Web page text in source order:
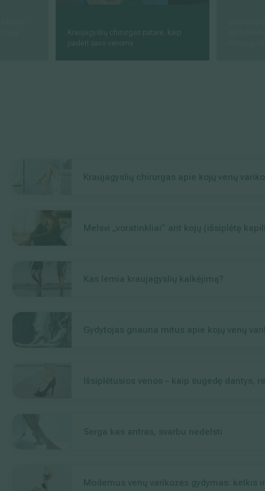
Kraujagyslių chirurgas patarė, kaip
padėti savo venoms
Kraujagyslių chirurgas apie kojų venų
Melsvi „voratinkliai” ant kojų (išsiplėtę
Kas lemia kraujagyslių kalkėjimą?
Gydytojas griauna mitus apie kojų venų
Išsiplėtusios venos – kaip sugedę dantys,
Serga kas antras, svarbu nedelsti
Modernus venų varikozės gydymas: kelkis